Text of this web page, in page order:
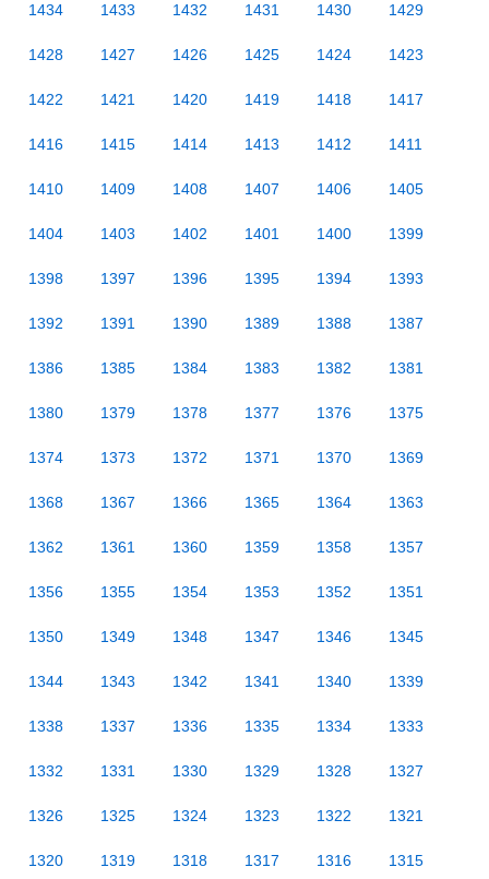
1434 1433 1432 1431 1430 1429
1428 1427 1426 1425 1424 1423
1422 1421 1420 1419 1418 1417
1416 1415 1414 1413 1412 1411
1410 1409 1408 1407 1406 1405
1404 1403 1402 1401 1400 1399
1398 1397 1396 1395 1394 1393
1392 1391 1390 1389 1388 1387
1386 1385 1384 1383 1382 1381
1380 1379 1378 1377 1376 1375
1374 1373 1372 1371 1370 1369
1368 1367 1366 1365 1364 1363
1362 1361 1360 1359 1358 1357
1356 1355 1354 1353 1352 1351
1350 1349 1348 1347 1346 1345
1344 1343 1342 1341 1340 1339
1338 1337 1336 1335 1334 1333
1332 1331 1330 1329 1328 1327
1326 1325 1324 1323 1322 1321
1320 1319 1318 1317 1316 1315